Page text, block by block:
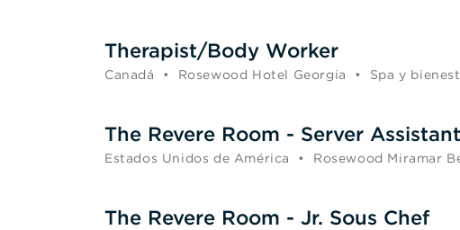
Therapist/Body Worker
Canadá • Rosewood Hotel Georgia • Spa y
The Revere Room - Server Assistant
Estados Unidos de América • Rosewood Miramar
The Revere Room - Jr. Sous Chef